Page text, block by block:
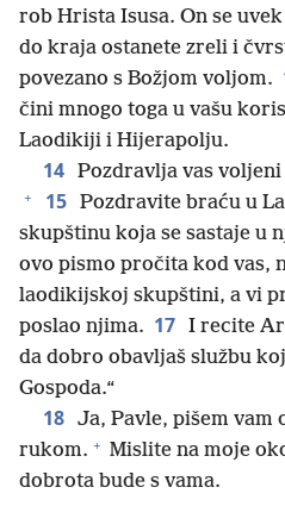
rob Hrista Isusa. On se
do kraja ostanete zreli i
povezano s Božjom voljom.
čini mnogo toga u vašu
Laodikiji i Hijerapolju.
14 Pozdravlja vas
+ 15 Pozdravite braću u
skupštinu koja se sastaje u
ovo pismo pročita kod vas,
laodikijskoj skupštini, a vi
poslao njima. 17 I recite
da dobro obavljaš službu
Gospoda.“
18 Ja, Pavle, pišem vam
rukom. + Mislite na moje
dobrota bude s vama.